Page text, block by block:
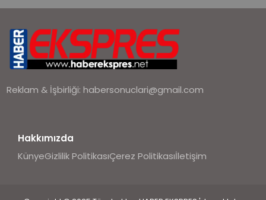
Reklam & İşbirliği:habersonuclari@gmail.com
Hakkımızda
KünyeGizlilik PolitikasıÇerez Politikasıİletişim